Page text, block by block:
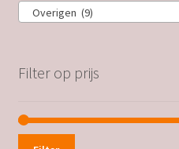
Overigen (9)
Filter op prijs